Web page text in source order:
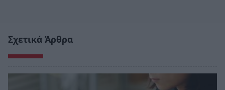
Σχετικά Άρθρα